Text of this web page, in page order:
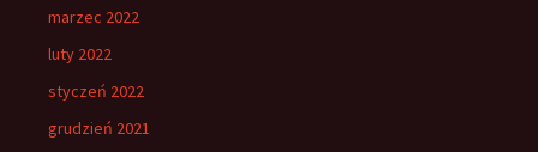
marzec 2022
luty 2022
styczeń 2022
grudzień 2021